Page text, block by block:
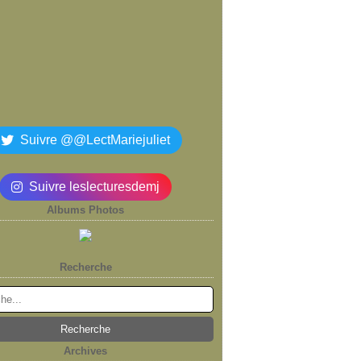
Suivre @@LectMariejuliet
Suivre leslecturesdemj
Albums Photos
Recherche
Archives